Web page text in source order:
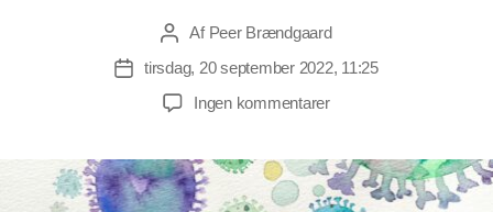
Indlægsforfatter
Af Peer Brændgaard
Indlægsdato
tirsdag, 20 september 2022, 11:25
Ingen kommentarertil
for
boomerang-